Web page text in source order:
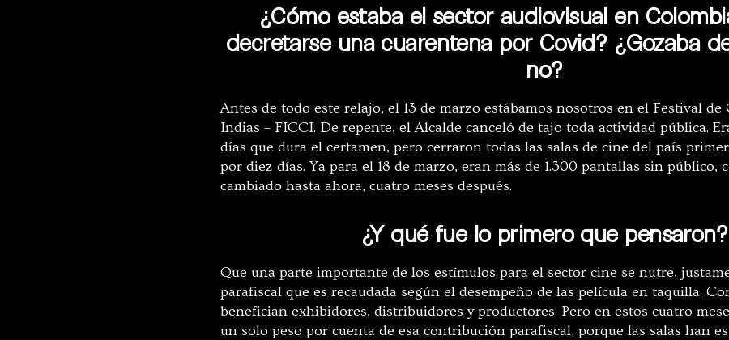
¿Cómo estaba el sector audiovisual en
decretarse una cuarentena por Covid? ¿Gozaba
no?
Antes de todo este relajo, el 13 de marzo estábamos nosotros en el Festival de
Indias – FICCI. De repente, el Alcalde canceló de tajo toda actividad pública.
días que dura el certamen, pero cerraron todas las salas de cine del país
por diez días. Ya para el 18 de marzo, eran más de 1.300 pantallas sin público,
cambiado hasta ahora, cuatro meses después.
¿Y qué fue lo primero que pensaron?
Que una parte importante de los estímulos para el sector cine se nutre,
parafiscal que es recaudada según el desempeño de las película en taquilla.
benefician exhibidores, distribuidores y productores. Pero en estos cuatro
un solo peso por cuenta de esa contribución parafiscal, porque las salas han